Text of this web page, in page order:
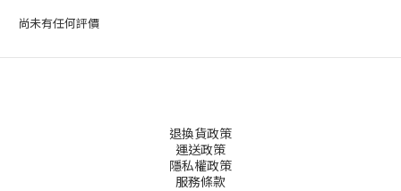
尚未有任何評價
退換貨政策
運送政策
隱私權政策
服務條款